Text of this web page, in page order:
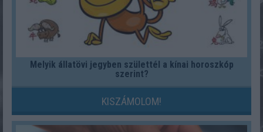
Melyik állatövi jegyben születtél a kínai horoszkóp
szerint?
KISZÁMOLOM!